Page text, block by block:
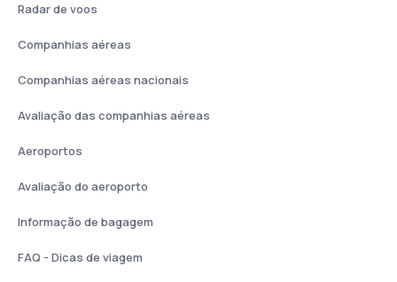
Radar de voos
Companhias aéreas
Companhias aéreas nacionais
Avaliação das companhias aéreas
Aeroportos
Avaliação do aeroporto
Informação de bagagem
FAQ - Dicas de viagem